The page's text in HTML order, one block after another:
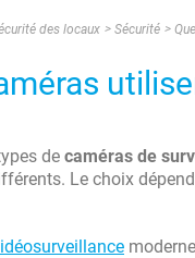
des locaux Sécurité
de caméras de
Le choix